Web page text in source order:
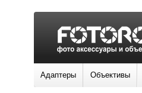
Адаптеры Объективы